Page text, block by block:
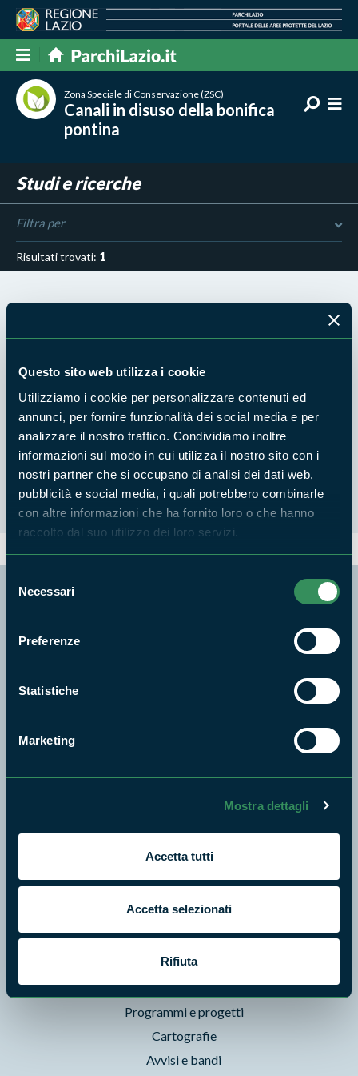
Questo sito web utilizza i cookie
Utilizziamo i cookie per personalizzare contenuti ed
annunci, per fornire funzionalità dei social media e per
analizzare il nostro traffico. Condividiamo inoltre
informazioni sul modo in cui utilizza il nostro sito con i
nostri partner che si occupano di analisi dei dati web,
pubblicità e social media, i quali potrebbero combinarle
con altre informazioni che ha fornito loro o che hanno
raccolto dal suo utilizzo dei loro servizi.
delNecessari
Preferenze
Statistiche
Marketing
Mostra dettagli
Accetta tutti
Accetta selezionati
Rifiuta
Zona Speciale di Conservazione (ZSC)
Canali in disuso della bonifica
pontina
Studi e ricerche
Filtra per
Risultati trovati: 1
"IGIENE E VALORIZZAZIONE DELLE
PRODUZIONI ALIMENTARI TIPICHE E
TRADIZIONALI DEL LAZIO MERIDIONALE"-
18 aprile 2026 Sala Palazzo Caetani Corso
Appio Claudio n. 3, FONDI (LT)
Storie
Foto e Video
Pubblicazioni
Prodotti Natura in Campo
Aziende Natura in Campo
Programmi e progetti
Cartografie
Avvisi e bandi